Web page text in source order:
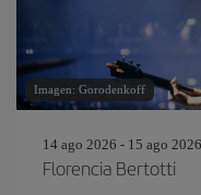
Imagen: Gorodenkoff
14 ago 2026 - 15 ago 2026
Florencia Bertotti